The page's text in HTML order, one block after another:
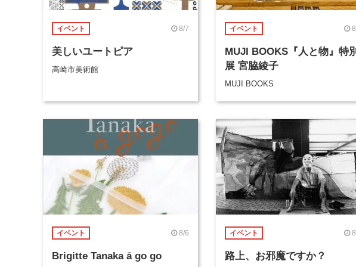
イベント 8/7
美しいユートピア
高崎市美術館
イベント
MUJI BOOKS『人と物』特
展 宮脇綾子
MUJI BOOKS
イベント 8/6
Brigitte Tanaka ā go go
イベント
路上、お邪魔ですか？